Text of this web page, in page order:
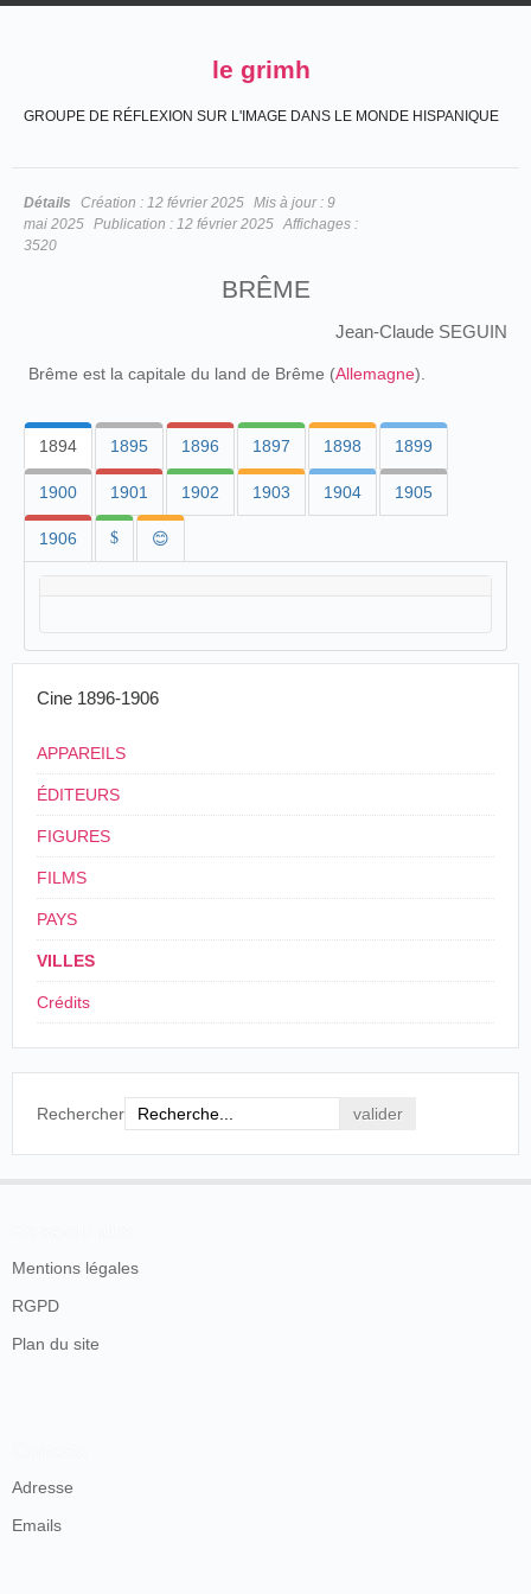
le grimh
GROUPE DE RÉFLEXION SUR L'IMAGE DANS LE MONDE HISPANIQUE
Détails Création : 12 février 2025 Mis à jour : 9
mai 2025 Publication : 12 février 2025 Affichages :
3520
BRÊME
Jean-Claude SEGUIN
Brême est la capitale du land de Brême (Allemagne).
1894 1895 1896 1897 1898 1899
1900 1901 1902 1903 1904 1905
1906 $ 😊
Cine 1896-1906
APPAREILS
ÉDITEURS
FIGURES
FILMS
PAYS
VILLES
Crédits
Rechercher
Mentions légales
RGPD
Plan du site
Adresse
Emails